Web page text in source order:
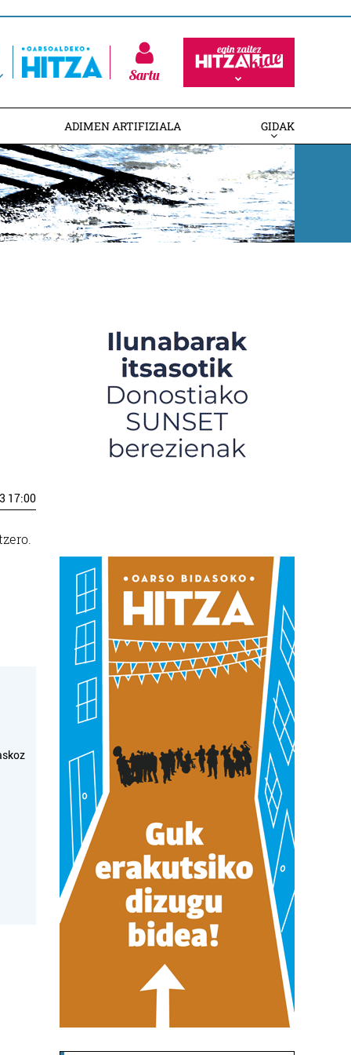
Sartu
ADIMEN ARTIFIZIALA GIDAK
17:00